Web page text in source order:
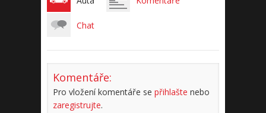
Chat
Komentáře:
Pro vložení komentáře se přihlašte nebo
zaregistrujte.